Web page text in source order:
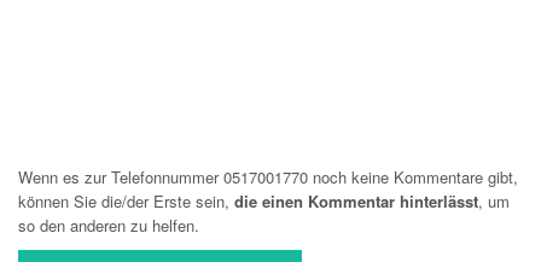
Wenn es zur Telefonnummer 0517001770 noch keine Kommentare gibt,
können Sie die/der Erste sein, die einen Kommentar hinterlässt, um
so den anderen zu helfen.